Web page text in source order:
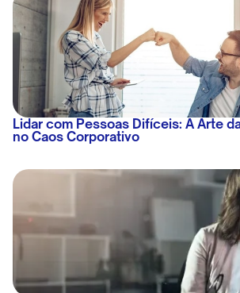
Lidar com Pessoas Difíceis: A Arte
no Caos Corporativo